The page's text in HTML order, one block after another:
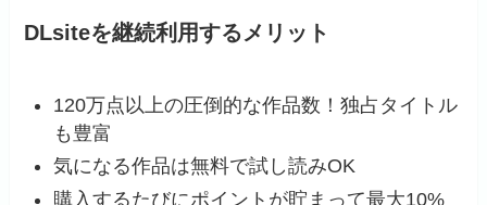
DLsiteを継続利用するメリット
120万点以上の圧倒的な作品数！独占タイトル
も豊富
気になる作品は無料で試し読みOK
購入するたびにポイントが貯まって最大10%